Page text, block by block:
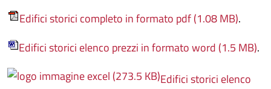
Edifici storici completo in formato pdf (1.08 MB).
Edifici storici elenco prezzi in formato word (1.5 MB).
Edifici storici elenco